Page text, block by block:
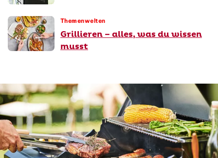
Themenwelten
Grillieren – alles, was du wissen
musst